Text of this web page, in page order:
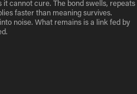
cannot cure. The bond swells, repeats
faster than meaning survives.
noise. What remains is a link fed by